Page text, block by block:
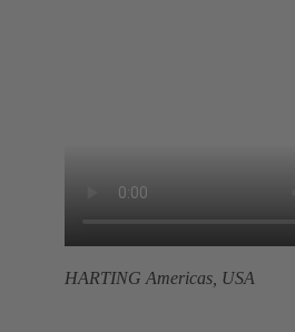
HARTING Americas, USA